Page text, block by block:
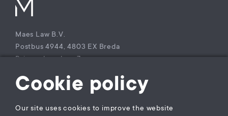
Cookie policy
Our site uses cookies to improve the website
Maes Law B.V.
Postbus 4944, 4803 EX Breda
Princenhagelaan 7a
The Netherlands
T +31 (0)85 – 9021 270